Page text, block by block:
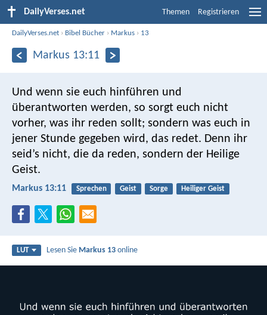
DailyVerses.net Themen Registrieren
DailyVerses.net › Bibel Bücher › Markus › 13
Markus 13:11
Und wenn sie euch hinführen und
überantworten werden, so sorgt euch nicht
vorher, was ihr reden sollt; sondern was euch in
jener Stunde gegeben wird, das redet. Denn ihr
seid’s nicht, die da reden, sondern der Heilige
Geist.
Markus 13:11 Sprechen Geist Sorge Heiliger Geist
LUT Lesen Sie Markus 13 online